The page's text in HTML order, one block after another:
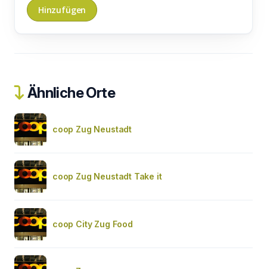
Ähnliche Orte
coop Zug Neustadt
coop Zug Neustadt Take it
coop City Zug Food